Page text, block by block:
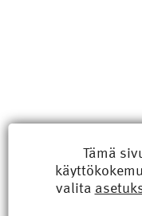
Uusimmat
Tämä
valita